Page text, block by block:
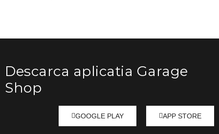
Descarca aplicatia Garage
Shop
GOOGLE PLAY APP STORE